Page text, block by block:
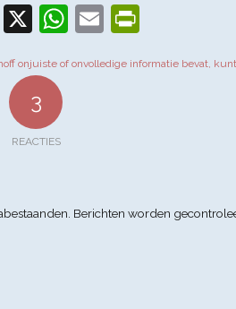
LinkedIn
X WhatsApp
Email
onjuiste of onvolledige informatie bevat,
3
REACTIES
Berichten worden